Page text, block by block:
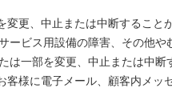
変更、中止または中断するこ
ビス用設備の障害、その他
一部を変更、中止または中断
様に電子メール、顧客内メ